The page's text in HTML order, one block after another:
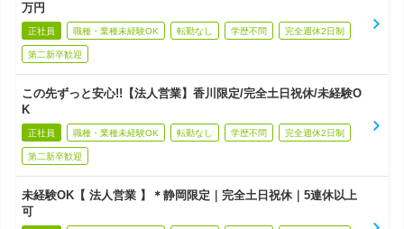
万円
正社員 職種・業種未経験OK 転勤なし 学歴不問 完全週休2日制
第二新卒歓迎
この先ずっと安心!!【法人営業】香川限定/完全土日祝休/未経験O
K
正社員 職種・業種未経験OK 転勤なし 学歴不問 完全週休2日制
第二新卒歓迎
未経験OK【 法人営業 】＊静岡限定｜完全土日祝休｜5連休以上
可